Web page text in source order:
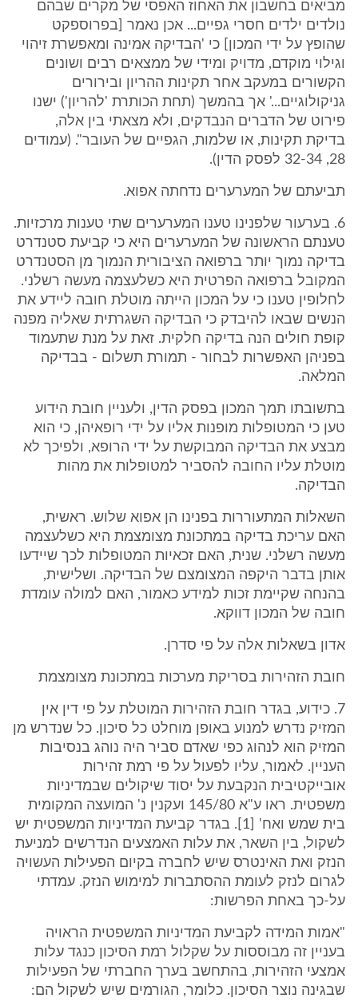
מביאים בחשבון את האחוז האפסי של מקרים שבהם
נולדים ילדים חסרי גפיים... אכן נאמר [בפרוספקט
שהופץ על ידי המכון] כי 'הבדיקה אמינה ומאפשרת זיהוי
וגילוי מוקדם, מדויק ומידי של ממצאים רבים ושונים
הקשורים במעקב אחר תקינות ההריון ובירורים
גניקולוגיים...' אך בהמשך (תחת הכותרת 'להריון') ישנו
פירוט של הדברים הנבדקים, ולא מצאתי בין אלה,
בדיקת תקינות, או שלמות, הגפיים של העובר". (עמודים
28, 32-34 לפסק הדין).
תביעתם של המערערים נדחתה אפוא.
6. בערעור שלפנינו טענו המערערים שתי טענות מרכזיות.
טענתם הראשונה של המערערים היא כי קביעת סטנדרט
בדיקה נמוך יותר ברפואה הציבורית הנמוך מן הסטנדרט
המקובל ברפואה הפרטית היא כשלעצמה מעשה רשלני.
לחלופין טענו כי על המכון הייתה מוטלת חובה ליידע את
הנשים שבאו להיבדק כי הבדיקה השגרתית שאליה מפנה
קופת חולים הנה בדיקה חלקית. זאת על מנת שתעמוד
בפניהן האפשרות לבחור - תמורת תשלום - בבדיקה
המלאה.
בתשובתו תמך המכון בפסק הדין, ולעניין חובת הידוע
טען כי המטופלות מופנות אליו על ידי רופאיהן, כי הוא
מבצע את הבדיקה המבוקשת על ידי הרופא, ולפיכך לא
מוטלת עליו החובה להסביר למטופלות את מהות
הבדיקה.
השאלות המתעוררות בפנינו הן אפוא שלוש. ראשית,
האם עריכת בדיקה במתכונת מצומצמת היא כשלעצמה
מעשה רשלני. שנית, האם זכאיות המטופלות לכך שיידעו
אותן בדבר היקפה המצומצם של הבדיקה. ושלישית,
בהנחה שקיימת זכות למידע כאמור, האם למולה עומדת
חובה של המכון דווקא.
אדון בשאלות אלה על פי סדרן.
חובת הזהירות בסריקת מערכות במתכונת מצומצמת
7. כידוע, בגדר חובת הזהירות המוטלת על פי דין אין
המזיק נדרש למנוע באופן מוחלט כל סיכון. כל שנדרש מן
המזיק הוא לנהוג כפי שאדם סביר היה נוהג בנסיבות
העניין. לאמור, עליו לפעול על פי רמת זהירות
אובייקטיבית הנקבעת על יסוד שיקולים שבמדיניות
משפטית. ראו ע"א 145/80 ועקנין נ' המועצה המקומית
בית שמש ואח' [1]. בגדר קביעת המדיניות המשפטית יש
לשקול, בין השאר, את עלות האמצעים הנדרשים למניעת
הנזק ואת האינטרס שיש לחברה בקיום הפעילות העשויה
לגרום לנזק לעומת ההסתברות למימוש הנזק. עמדתי
על-כך באחת הפרשות:
"אמות המידה לקביעת המדיניות המשפטית הראויה
בעניין זה מבוססות על שקלול רמת הסיכון כנגד עלות
אמצעי הזהירות, בהתחשב בערך החברתי של הפעילות
שבגינה נוצר הסיכון. כלומר, הגורמים שיש לשקול הם: